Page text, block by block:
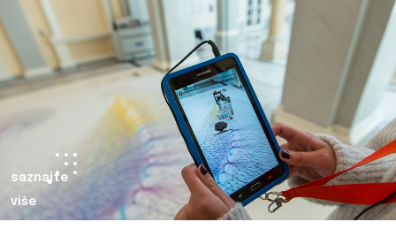
saznajte
više